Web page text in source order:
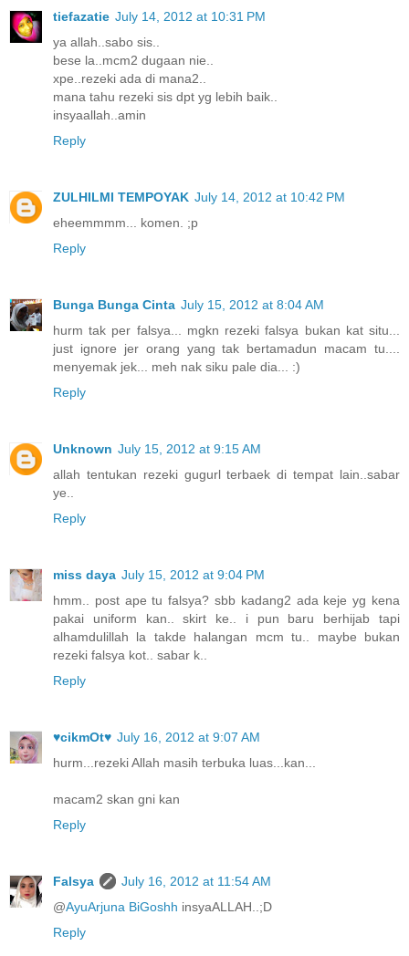
tiefazatie July 14, 2012 at 10:31 PM
ya allah..sabo sis..
bese la..mcm2 dugaan nie..
xpe..rezeki ada di mana2..
mana tahu rezeki sis dpt yg lebih baik..
insyaallah..amin
Reply
ZULHILMI TEMPOYAK July 14, 2012 at 10:42 PM
eheemmmm... komen. ;p
Reply
Bunga Bunga Cinta July 15, 2012 at 8:04 AM
hurm tak per falsya... mgkn rezeki falsya bukan kat situ...
just ignore jer orang yang tak bertamadun macam tu....
menyemak jek... meh nak siku pale dia... :)
Reply
Unknown July 15, 2012 at 9:15 AM
allah tentukan rezeki gugurl terbaek di tempat lain..sabar
ye..
Reply
miss daya July 15, 2012 at 9:04 PM
hmm.. post ape tu falsya? sbb kadang2 ada keje yg kena
pakai uniform kan.. skirt ke.. i pun baru berhijab tapi
alhamdulillah la takde halangan mcm tu.. maybe bukan
rezeki falsya kot.. sabar k..
Reply
♥cikmOt♥ July 16, 2012 at 9:07 AM
hurm...rezeki Allah masih terbuka luas...kan...
macam2 skan gni kan
Reply
Falsya
July 16, 2012 at 11:54 AM
@AyuArjuna BiGoshh insyaALLAH..;D
Reply